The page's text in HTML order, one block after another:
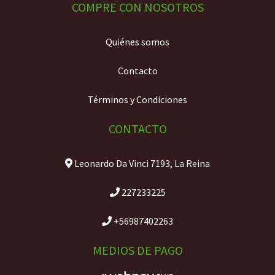
COMPRE CON NOSOTROS
Quiénes somos
Contacto
Términos y Condiciones
CONTACTO
Leonardo Da Vinci 7193, La Reina
227233225
+56987402263
MEDIOS DE PAGO